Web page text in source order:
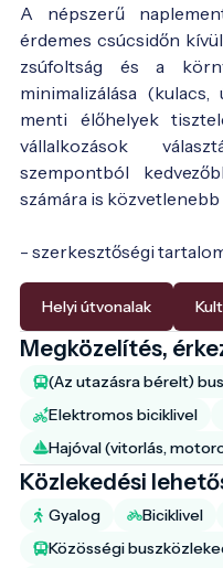
A népszerű
érdemes csúcsidőn
zsúfoltság és a
minimalizálása
menti élőhelyek
vállalkozások
szempontból
számára is
- szerkesztőségi
Helyi útvonalak
Megközelítés,
(Az utazásra bérelt)
Elektromos biciklivel
Hajóval (vitorlás,
Közlekedési
Gyalog Biciklivel
Közösségi